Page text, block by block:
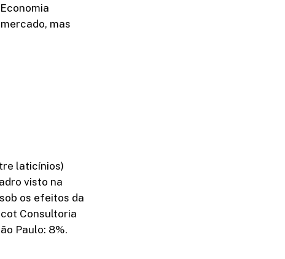
mas
laticínios)
visto na
os efeitos da
Consultoria
Paulo: 8%.